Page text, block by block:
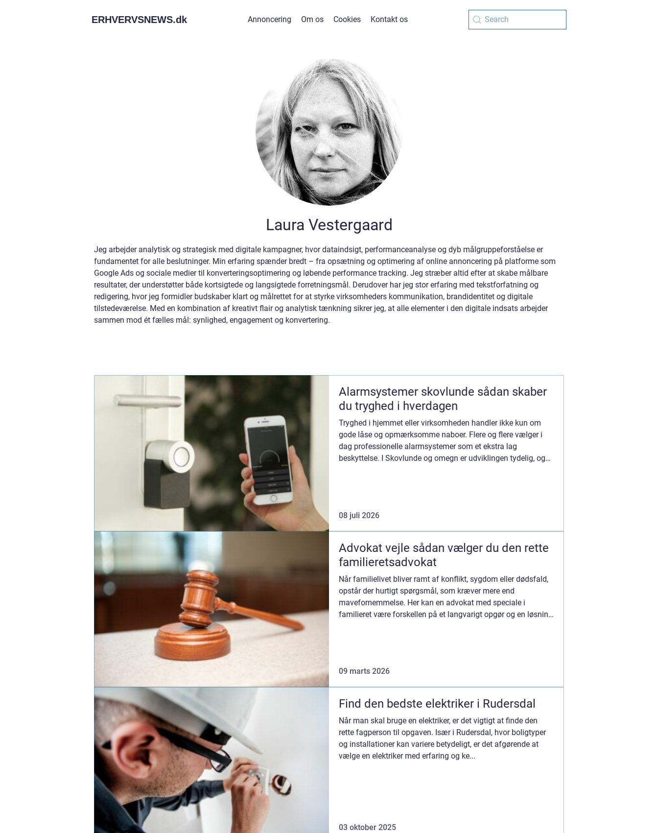
ERHVERVSNEWS.dk Annoncering Om os Cookies Kontakt os
Laura Vestergaard
Jeg arbejder analytisk og strategisk med digitale kampagner, hvor dataindsigt, performanceanalyse og dyb målgruppeforståelse er
fundamentet for alle beslutninger. Min erfaring spænder bredt – fra opsætning og optimering af online annoncering på platforme som
Google Ads og sociale medier til konverteringsoptimering og løbende performance tracking. Jeg stræber altid efter at skabe målbare
resultater, der understøtter både kortsigtede og langsigtede forretningsmål. Derudover har jeg stor erfaring med tekstforfatning og
redigering, hvor jeg formidler budskaber klart og målrettet for at styrke virksomheders kommunikation, brandidentitet og digitale
tilstedeværelse. Med en kombination af kreativt flair og analytisk tænkning sikrer jeg, at alle elementer i den digitale indsats arbejder
sammen mod ét fælles mål: synlighed, engagement og konvertering.
Alarmsystemer skovlunde sådan skaber
du tryghed i hverdagen
Tryghed i hjemmet eller virksomheden handler ikke kun om
gode låse og opmærksomme naboer. Flere og flere vælger i
dag professionelle alarmsystemer som et ekstra lag
beskyttelse. I Skovlunde og omegn er udviklingen tydelig, og
08 juli 2026
Advokat vejle sådan vælger du den rette
familieretsadvokat
Når familielivet bliver ramt af konflikt, sygdom eller dødsfald,
opstår der hurtigt spørgsmål, som kræver mere end
mavefornemmelse. Her kan en advokat med speciale i
familieret være forskellen på et langvarigt opgør og en løsning,
09 marts 2026
Find den bedste elektriker i Rudersdal
Når man skal bruge en elektriker, er det vigtigt at finde den
rette fagperson til opgaven. Især i Rudersdal, hvor boligtyper
og installationer kan variere betydeligt, er det afgørende at
vælge en elektriker med erfaring og ke...
03 oktober 2025